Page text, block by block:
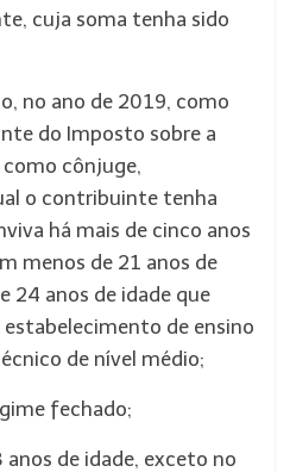
cuja soma tenha sido
no ano de 2019, como
do Imposto sobre a
como cônjuge,
o contribuinte tenha
há mais de cinco anos
menos de 21 anos de
24 anos de idade que
de ensino
de nível médio;
fechado;
de idade, exceto no